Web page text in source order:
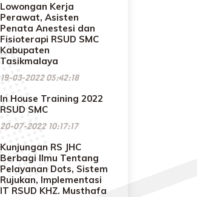
Lowongan Kerja
Perawat, Asisten
Penata Anestesi dan
Fisioterapi RSUD SMC
Kabupaten
Tasikmalaya
19-03-2022 05:42:18
In House Training 2022
RSUD SMC
20-07-2022 10:17:17
Kunjungan RS JHC
Berbagi Ilmu Tentang
Pelayanan Dots, Sistem
Rujukan, Implementasi
IT RSUD KHZ. Musthafa